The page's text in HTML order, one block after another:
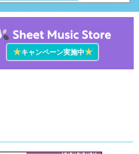
★キャンペーン実施中★